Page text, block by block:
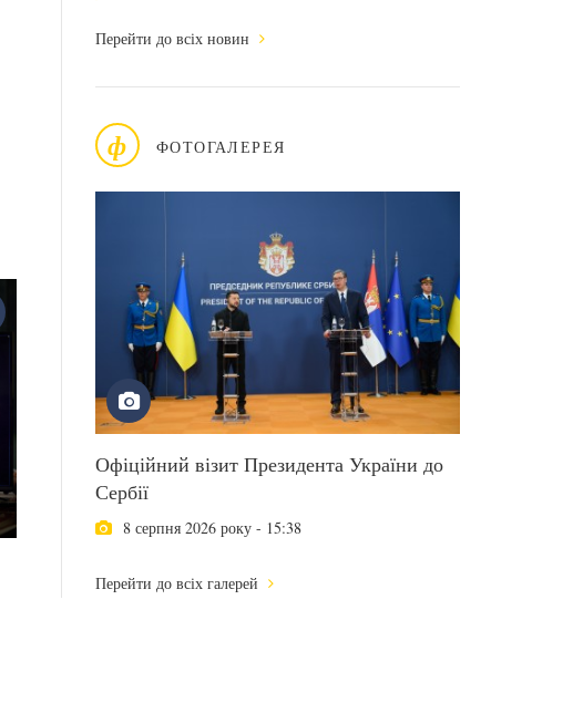
Перейти до всіх новин
ф ФОТОГАЛЕРЕЯ
Офіційний візит Президента України до
Сербії
8 серпня 2026 року - 15:38
Перейти до всіх галерей